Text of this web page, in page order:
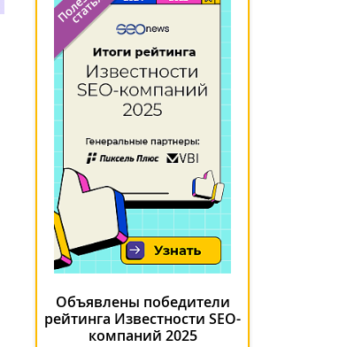
Объявлены победители
рейтинга Известности SEO-
компаний 2025